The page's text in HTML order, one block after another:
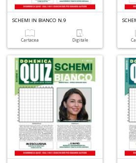
SCHEMI IN BIANCO N.9
Cartacea Digitale